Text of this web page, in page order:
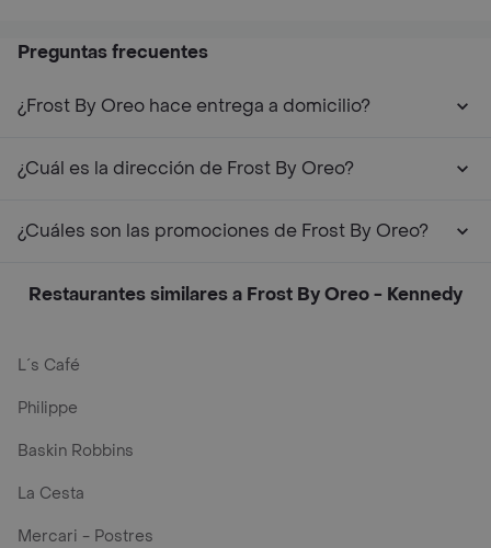
Preguntas frecuentes
¿Frost By Oreo hace entrega a domicilio?
¿Cuál es la dirección de Frost By Oreo?
¿Cuáles son las promociones de Frost By Oreo?
Restaurantes similares a Frost By Oreo - Kennedy
L´s Café
Philippe
Baskin Robbins
La Cesta
Mercari - Postres